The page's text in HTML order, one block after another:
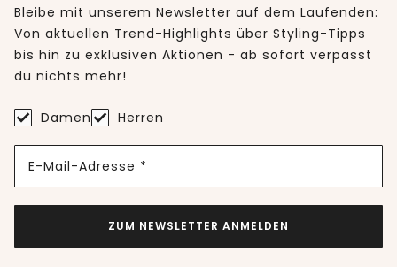
Bleibe mit unserem Newsletter auf dem Laufenden:
Von aktuellen Trend-Highlights über Styling-Tipps
bis hin zu exklusiven Aktionen - ab sofort verpasst
du nichts mehr!
Damen Herren
E-Mail-Adresse *
ZUM NEWSLETTER ANMELDEN